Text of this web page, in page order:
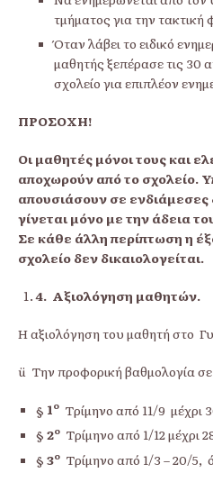
τμήματος για την τακτική
Όταν λάβει το ειδικό
μαθητής ξεπέρασε τις 30
σχολείο για επιπλέον
ΠΡΟΣΟΧΗ!
Οι μαθητές μόνοι τους και
αποχωρούν από το σχολείο.
απουσιάσουν σε
γίνεται μόνο με την άδεια
Σε κάθε άλλη περίπτωση η
σχολείο δεν δικαιολογείται.
4. Αξιολόγηση μαθητών.
Η αξιολόγηση του μαθητή στο
ü Την προφορική βαθμολογία σε
§ 1ο Τρίμηνο από 11/9 μέχρι
§ 2ο Τρίμηνο από 1/12 μέχρι
§ 3ο Τρίμηνο από 1/3 – 20/